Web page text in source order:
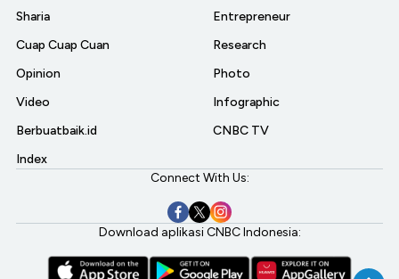
Sharia
Cuap Cuap Cuan
Opinion
Video
Berbuatbaik.id
Index
Entrepreneur
Research
Photo
Infographic
CNBC TV
Connect With Us:
Download aplikasi CNBC Indonesia: